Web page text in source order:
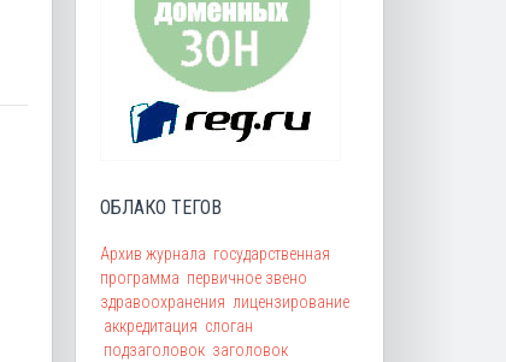
ОБЛАКО ТЕГОВ
Архив журнала государственная
программа первичное звено
здравоохранения лицензирование
аккредитация слоган
подзаголовок заголовок